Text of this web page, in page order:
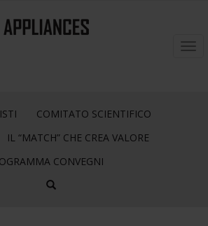
COMITATO SCIENTIFICO
IL “MATCH” CHE CREA VALORE
CONVEGNI